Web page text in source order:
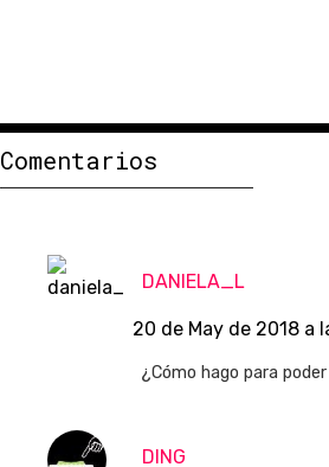
Comentarios
DANIELA_L
20 de May de 2018 a
¿Cómo hago para
DING